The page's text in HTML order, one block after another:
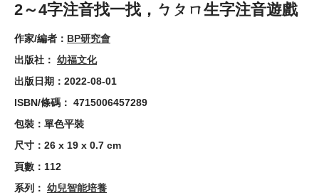
2～4字注音找一找，ㄅㄆㄇ生字注音遊戲
作家/編者： BP研究會
出版社： 幼福文化
出版日期：2022-08-01
ISBN/條碼： 4715006457289
包裝：單色平裝
尺寸：26 x 19 x 0.7 cm
頁數：112
系列： 幼兒智能培養